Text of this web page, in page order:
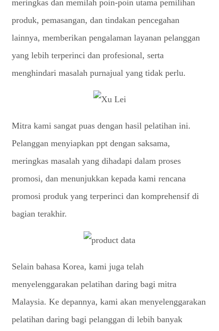
meringkas dan memilah poin-poin utama pemilihan
produk, pemasangan, dan tindakan pencegahan
lainnya, memberikan pengalaman layanan pelanggan
yang lebih terperinci dan profesional, serta
menghindari masalah purnajual yang tidak perlu.
Mitra kami sangat puas dengan hasil pelatihan ini.
Pelanggan menyiapkan ppt dengan saksama,
meringkas masalah yang dihadapi dalam proses
promosi, dan menunjukkan kepada kami rencana
promosi produk yang terperinci dan komprehensif di
bagian terakhir.
Selain bahasa Korea, kami juga telah
menyelenggarakan pelatihan daring bagi mitra
Malaysia. Ke depannya, kami akan menyelenggarakan
pelatihan daring bagi pelanggan di lebih banyak